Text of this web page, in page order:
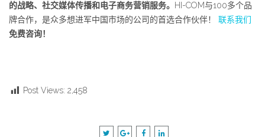
的战略、社交媒体传播和电子商务营销服务。
HI-COM与100多个品
牌合作，是众多想进军中国市场的公司的首选合作伙伴！ 联系我们
免费咨询！
Post Views: 2,458